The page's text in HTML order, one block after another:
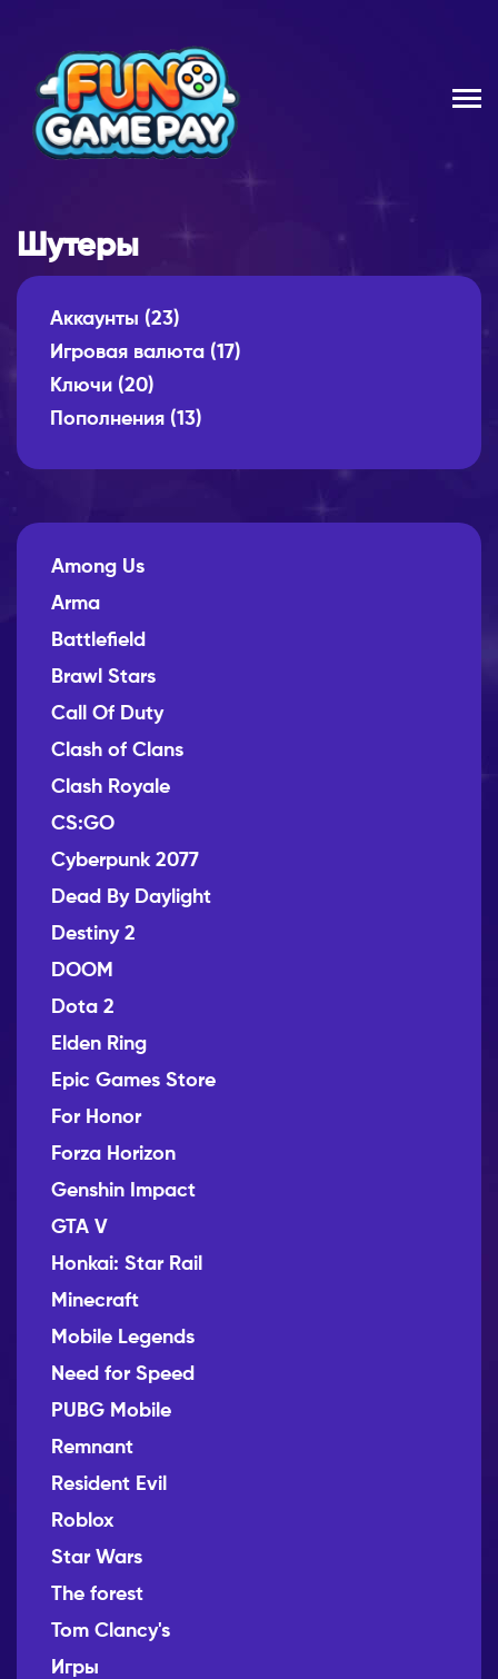
Шутеры
Аккаунты (23)
Игровая валюта (17)
Ключи (20)
Пополнения (13)
Among Us
Arma
Battlefield
Brawl Stars
Call Of Duty
Clash of Clans
Clash Royale
CS:GO
Cyberpunk 2077
Dead By Daylight
Destiny 2
DOOM
Dota 2
Elden Ring
Epic Games Store
For Honor
Forza Horizon
Genshin Impact
GTA V
Honkai: Star Rail
Minecraft
Mobile Legends
Need for Speed
PUBG Mobile
Remnant
Resident Evil
Roblox
Star Wars
The forest
Tom Clancy's
Игры